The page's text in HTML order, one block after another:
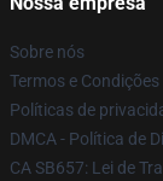
Sobre nós
Termos e Condições
Políticas de
DMCA - Política de
CA SB657: Lei de